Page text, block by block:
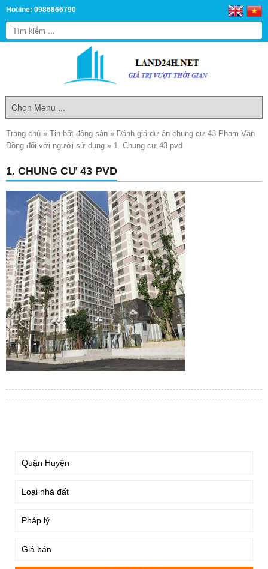
Hotline: 0986866790
Trang chủ » Tin bất động sản » Đánh giá dự án chung cư 43 Phạm Văn
Đồng đối với người sử dụng » 1. Chung cư 43 pvd
1. CHUNG CƯ 43 PVD